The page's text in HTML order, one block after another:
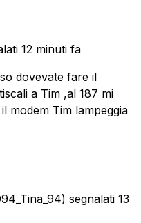
12 minuti fa
dovevate fare il
a Tim ,al 187 mi
modem Tim lampeggia
segnalati 13